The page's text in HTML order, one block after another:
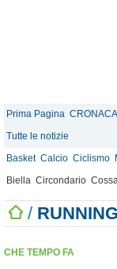
Prima Pagina CRONACA
Tutte le notizie
Basket Calcio Ciclismo
Biella Circondario
/
CHE TEMPO FA